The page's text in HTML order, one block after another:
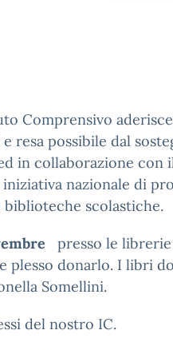
Comprensivo
e resa possibile dal
in collaborazione con
nazionale di
scolastiche.
presso le
plesso donarlo. I libri
Somellini.
del nostro IC.